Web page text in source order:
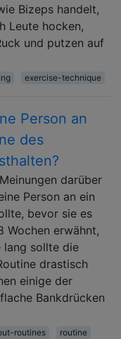
Bizeps handelt,
Leute hocken,
und putzen auf
exercise-technique
Person an
des
darüber
Person an ein
bevor sie es
Wochen erwähnt,
lang sollte die
drastisch
einige der
Bankdrücken
routines routine